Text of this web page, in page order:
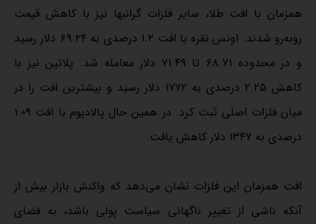
همزمان با افت طلا، سایر فلزات گرانبها نیز با کاهش قیمت
روبه‌رو شدند. اونس نقره با افت ۱.۲ درصدی به ۶۹.۲۴ دلار رسید
و در محدوده ۶۸.۷۱ تا ۷۱.۴۹ دلار معامله شد. پلاتین نیز با
کاهش ۲.۲۵ درصدی به ۱۷۷۲ دلار رسید و بیشترین افت را در
میان فلزات اصلی ثبت کرد. در همین حال پالادیوم با افت ۱.۰۹
درصدی به ۱۳۴۷ دلار کاهش یافت.
افت همزمان این فلزات نشان می‌دهد که واکنش بازار بیش از
آنکه ناشی از تغییر ناگهانی سیاست پولی باشد، به فضای